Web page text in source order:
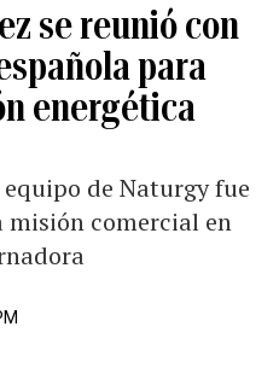
se reunió con
para
energética
de Naturgy fue
comercial en